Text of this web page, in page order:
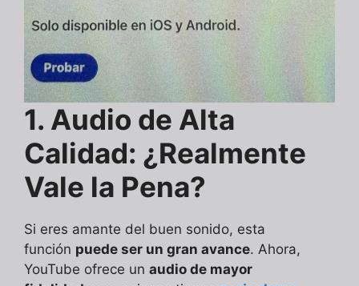
1. Audio de Alta
Calidad: ¿Realmente
Vale la Pena?
Si eres amante del buen sonido, esta
función puede ser un gran avance. Ahora,
YouTube ofrece un audio de mayor